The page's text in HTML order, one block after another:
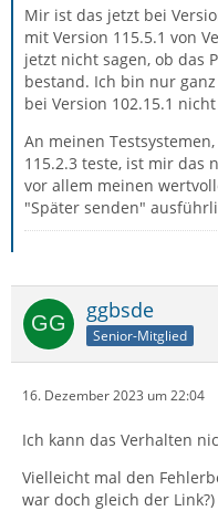
Mir ist das jetzt bei
mit Version 115.5.1 von
jetzt nicht sagen, ob das
bestand. Ich bin nur
bei Version 102.15.1
An meinen
115.2.3 teste, ist mir das
vor allem meinen
"Später senden"
ggbsde
Senior-Mitglied
16. Dezember 2023 um 22:04
Ich kann das Verhalten
Vielleicht mal den
war doch gleich der Link?)